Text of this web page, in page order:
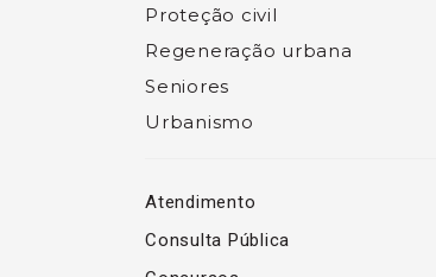
Proteção civil
Regeneração urbana
Seniores
Urbanismo
Atendimento
Consulta Pública